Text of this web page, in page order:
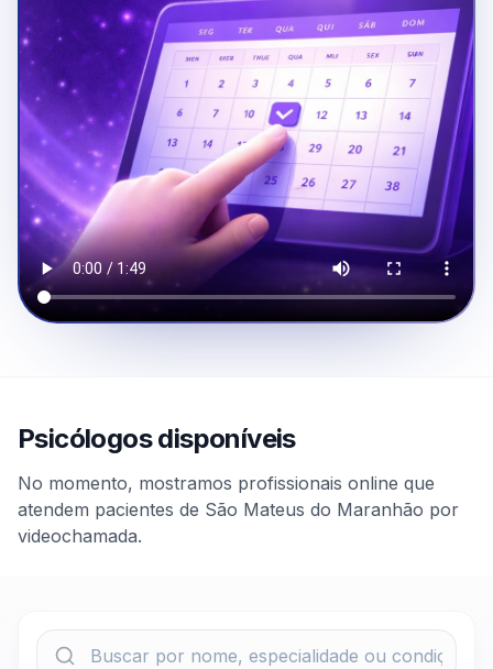
Psicólogos disponíveis
No momento, mostramos profissionais online que
atendem pacientes de São Mateus do Maranhão por
videochamada.